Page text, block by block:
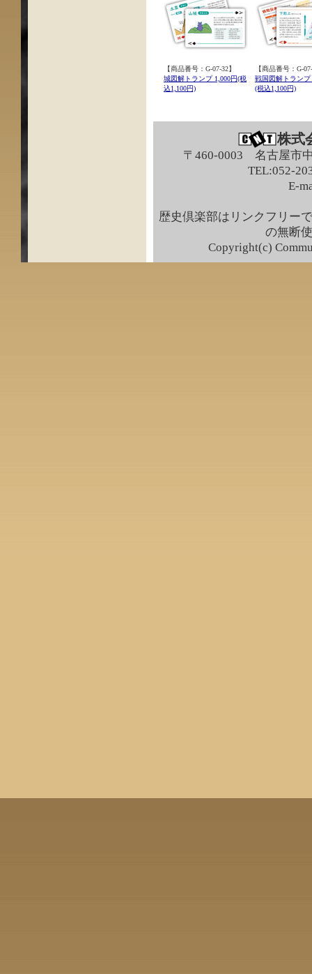
【商品番号：G-07-32】
城図解トランプ 1,000円(税
込1,100円)
【商品番号：G-
戦国図解トランプ
(税込1,100円)
株式
〒460-0003 名古屋市
TEL:052-
E-
歴史倶楽部はリンクフリー
の無断
Copyright(c)